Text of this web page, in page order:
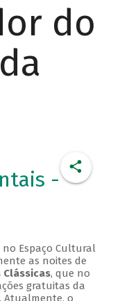
do
-
Espaço Cultural
as noites de
Clássicas, que no
gratuitas da